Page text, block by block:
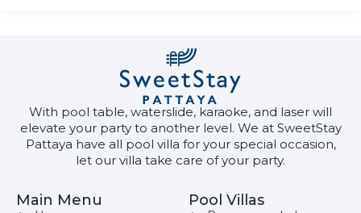
With pool table, waterslide, karaoke, and laser will
elevate your party to another level. We at SweetStay
Pattaya have all pool villa for your special occasion,
let our villa take care of your party.
Main Menu Pool Villas